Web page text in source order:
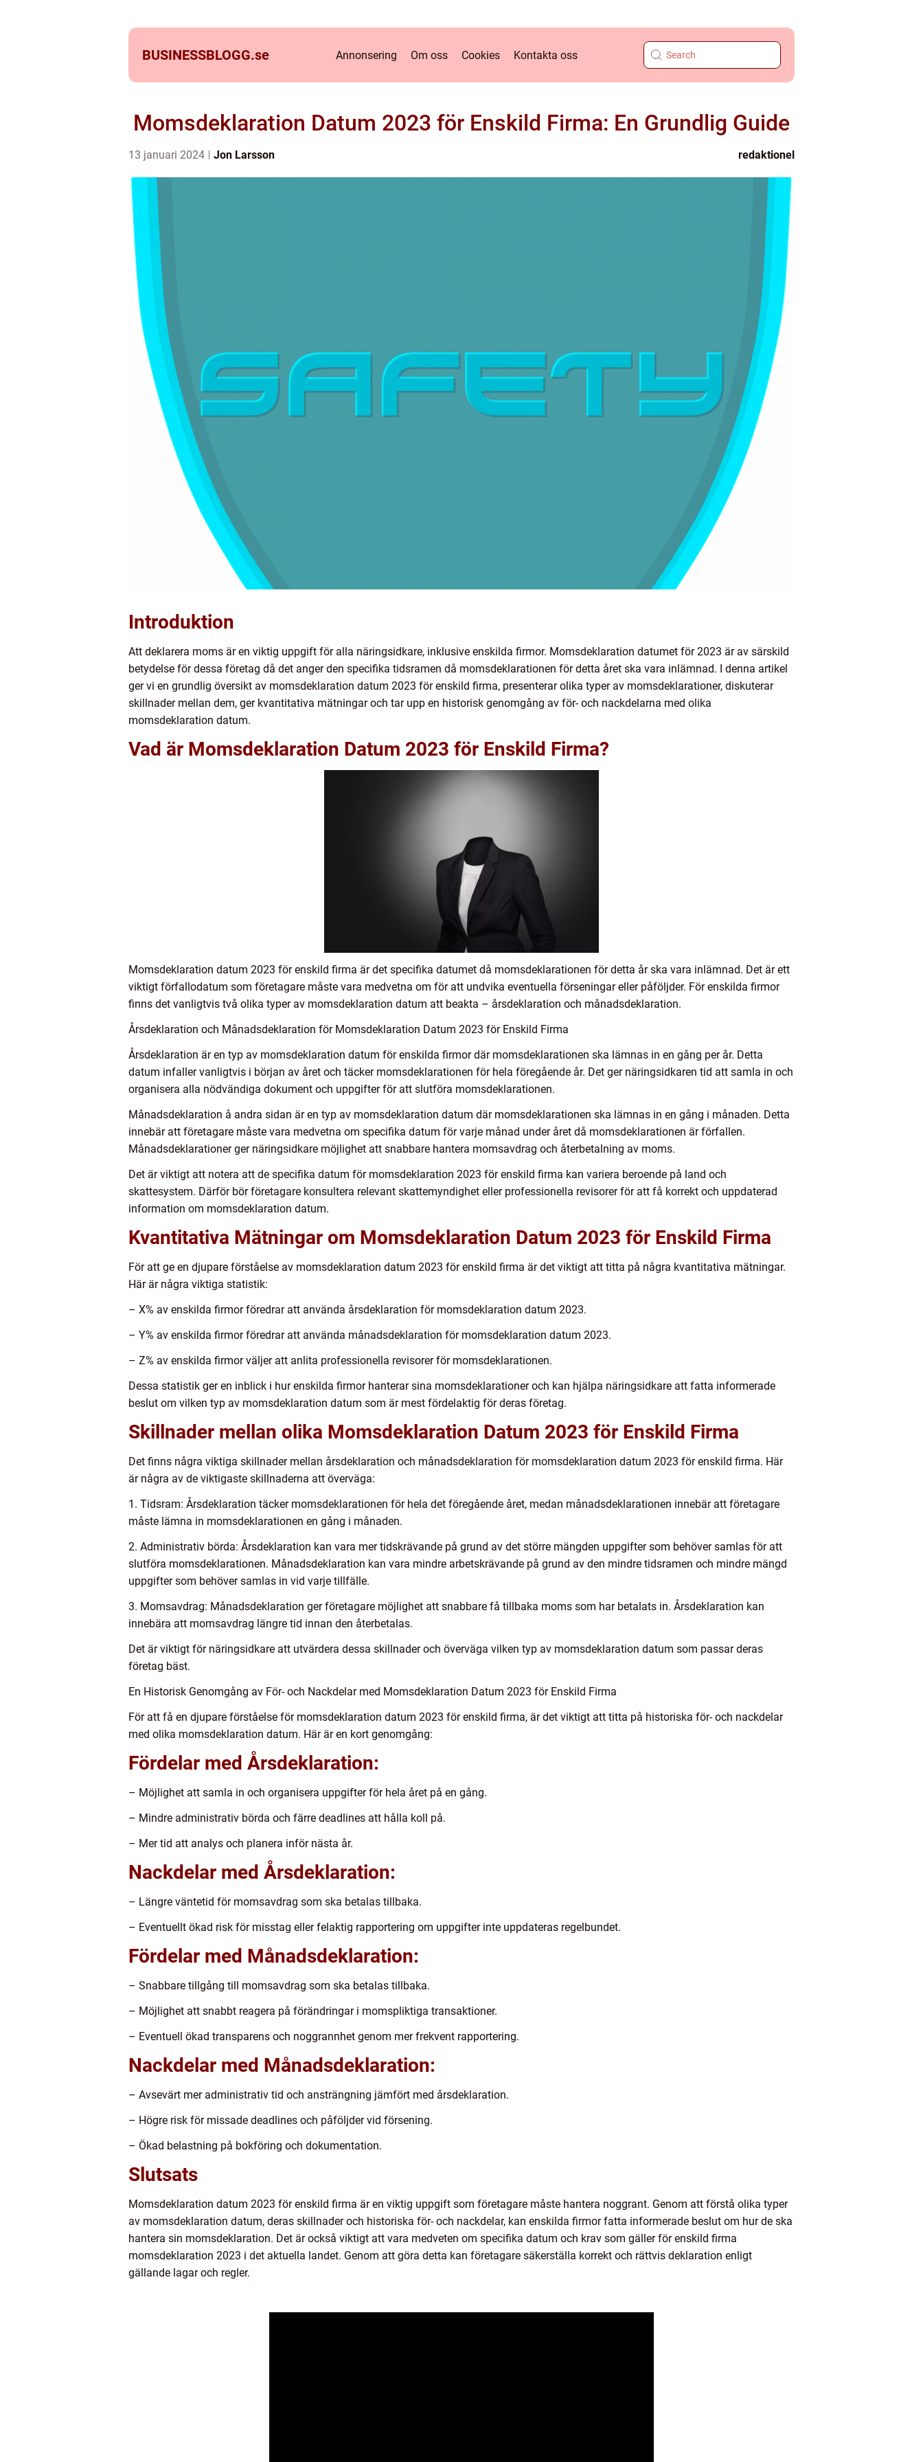
BUSINESSBLOGG.se Annonsering Om oss Cookies Kontakta oss
Momsdeklaration Datum 2023 för Enskild Firma: En Grundlig Guide
13 januari 2024 Jon Larsson redaktionel
Introduktion
Att deklarera moms är en viktig uppgift för alla näringsidkare, inklusive enskilda firmor. Momsdeklaration datumet för 2023 är av särskild
betydelse för dessa företag då det anger den specifika tidsramen då momsdeklarationen för detta året ska vara inlämnad. I denna artikel
ger vi en grundlig översikt av momsdeklaration datum 2023 för enskild firma, presenterar olika typer av momsdeklarationer, diskuterar
skillnader mellan dem, ger kvantitativa mätningar och tar upp en historisk genomgång av för- och nackdelarna med olika
momsdeklaration datum.
Vad är Momsdeklaration Datum 2023 för Enskild Firma?
Momsdeklaration datum 2023 för enskild firma är det specifika datumet då momsdeklarationen för detta år ska vara inlämnad. Det är ett
viktigt förfallodatum som företagare måste vara medvetna om för att undvika eventuella förseningar eller påföljder. För enskilda firmor
finns det vanligtvis två olika typer av momsdeklaration datum att beakta – årsdeklaration och månadsdeklaration.
Årsdeklaration och Månadsdeklaration för Momsdeklaration Datum 2023 för Enskild Firma
Årsdeklaration är en typ av momsdeklaration datum för enskilda firmor där momsdeklarationen ska lämnas in en gång per år. Detta
datum infaller vanligtvis i början av året och täcker momsdeklarationen för hela föregående år. Det ger näringsidkaren tid att samla in och
organisera alla nödvändiga dokument och uppgifter för att slutföra momsdeklarationen.
Månadsdeklaration å andra sidan är en typ av momsdeklaration datum där momsdeklarationen ska lämnas in en gång i månaden. Detta
innebär att företagare måste vara medvetna om specifika datum för varje månad under året då momsdeklarationen är förfallen.
Månadsdeklarationer ger näringsidkare möjlighet att snabbare hantera momsavdrag och återbetalning av moms.
Det är viktigt att notera att de specifika datum för momsdeklaration 2023 för enskild firma kan variera beroende på land och
skattesystem. Därför bör företagare konsultera relevant skattemyndighet eller professionella revisorer för att få korrekt och uppdaterad
information om momsdeklaration datum.
Kvantitativa Mätningar om Momsdeklaration Datum 2023 för Enskild Firma
För att ge en djupare förståelse av momsdeklaration datum 2023 för enskild firma är det viktigt att titta på några kvantitativa mätningar.
Här är några viktiga statistik:
– X% av enskilda firmor föredrar att använda årsdeklaration för momsdeklaration datum 2023.
– Y% av enskilda firmor föredrar att använda månadsdeklaration för momsdeklaration datum 2023.
– Z% av enskilda firmor väljer att anlita professionella revisorer för momsdeklarationen.
Dessa statistik ger en inblick i hur enskilda firmor hanterar sina momsdeklarationer och kan hjälpa näringsidkare att fatta informerade
beslut om vilken typ av momsdeklaration datum som är mest fördelaktig för deras företag.
Skillnader mellan olika Momsdeklaration Datum 2023 för Enskild Firma
Det finns några viktiga skillnader mellan årsdeklaration och månadsdeklaration för momsdeklaration datum 2023 för enskild firma. Här
är några av de viktigaste skillnaderna att överväga:
1. Tidsram: Årsdeklaration täcker momsdeklarationen för hela det föregående året, medan månadsdeklarationen innebär att företagare
måste lämna in momsdeklarationen en gång i månaden.
2. Administrativ börda: Årsdeklaration kan vara mer tidskrävande på grund av det större mängden uppgifter som behöver samlas för att
slutföra momsdeklarationen. Månadsdeklaration kan vara mindre arbetskrävande på grund av den mindre tidsramen och mindre mängd
uppgifter som behöver samlas in vid varje tillfälle.
3. Momsavdrag: Månadsdeklaration ger företagare möjlighet att snabbare få tillbaka moms som har betalats in. Årsdeklaration kan
innebära att momsavdrag längre tid innan den återbetalas.
Det är viktigt för näringsidkare att utvärdera dessa skillnader och överväga vilken typ av momsdeklaration datum som passar deras
företag bäst.
En Historisk Genomgång av För- och Nackdelar med Momsdeklaration Datum 2023 för Enskild Firma
För att få en djupare förståelse för momsdeklaration datum 2023 för enskild firma, är det viktigt att titta på historiska för- och nackdelar
med olika momsdeklaration datum. Här är en kort genomgång:
Fördelar med Årsdeklaration:
– Möjlighet att samla in och organisera uppgifter för hela året på en gång.
– Mindre administrativ börda och färre deadlines att hålla koll på.
– Mer tid att analys och planera inför nästa år.
Nackdelar med Årsdeklaration:
– Längre väntetid för momsavdrag som ska betalas tillbaka.
– Eventuellt ökad risk för misstag eller felaktig rapportering om uppgifter inte uppdateras regelbundet.
Fördelar med Månadsdeklaration:
– Snabbare tillgång till momsavdrag som ska betalas tillbaka.
– Möjlighet att snabbt reagera på förändringar i momspliktiga transaktioner.
– Eventuell ökad transparens och noggrannhet genom mer frekvent rapportering.
Nackdelar med Månadsdeklaration:
– Avsevärt mer administrativ tid och ansträngning jämfört med årsdeklaration.
– Högre risk för missade deadlines och påföljder vid försening.
– Ökad belastning på bokföring och dokumentation.
Slutsats
Momsdeklaration datum 2023 för enskild firma är en viktig uppgift som företagare måste hantera noggrant. Genom att förstå olika typer
av momsdeklaration datum, deras skillnader och historiska för- och nackdelar, kan enskilda firmor fatta informerade beslut om hur de ska
hantera sin momsdeklaration. Det är också viktigt att vara medveten om specifika datum och krav som gäller för enskild firma
momsdeklaration 2023 i det aktuella landet. Genom att göra detta kan företagare säkerställa korrekt och rättvis deklaration enligt
gällande lagar och regler.